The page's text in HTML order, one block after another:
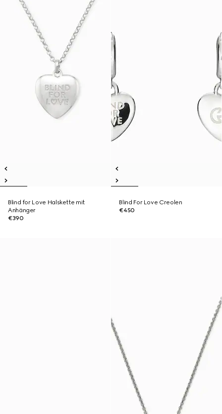
Blind for Love Halskette mit
Anhänger
€390
Blind For Love Creolen
€450